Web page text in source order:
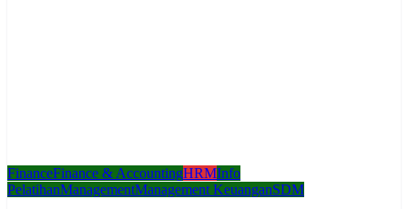
FinanceFinance & AccountingHRMInfo
PelatihanManagementManagement KeuanganSDM